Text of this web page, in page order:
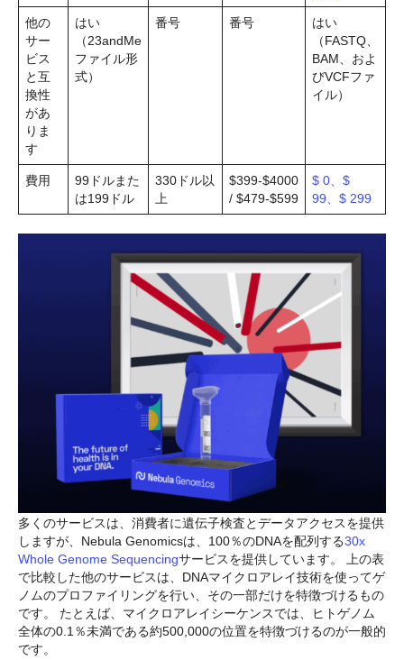
他の
サー
ビス
と互
換性
があ
りま
す
はい
（23andMe
ファイル形
式）
番号 番号
はい
（FASTQ、
BAM、およ
びVCFファ
イル）
費用
99ドルまた
は199ドル
330ドル以
上
$399-$4000
/ $479-$599
$ 0、$
99、$ 299
多くのサービスは、消費者に遺伝子検査とデータアクセスを提供
しますが、Nebula Genomicsは、100％のDNAを配列する30x
Whole Genome Sequencingサービスを提供しています。 上の表
で比較した他のサービスは、DNAマイクロアレイ技術を使ってゲ
ノムのプロファイリングを行い、その一部だけを特徴づけるもの
です。 たとえば、マイクロアレイシーケンスでは、ヒトゲノム
全体の0.1％未満である約500,000の位置を特徴づけるのが一般的
です。